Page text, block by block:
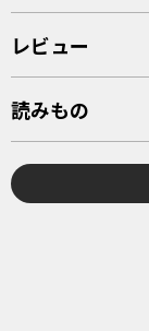
レビュー
読みもの